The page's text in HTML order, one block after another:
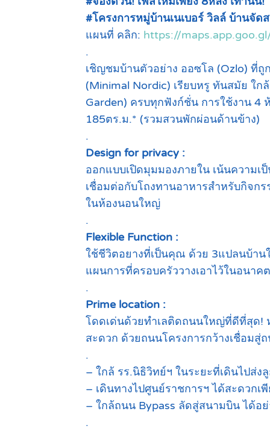
#โครงการหมู่บ้านเนเบอร์ วิลล์ บ้านจัด
แผนที่ คลิก: https://
.
เชิญชมบ้านตัวอย่าง ออซโล (Ozlo) ที่
(Minimal Nordic) เรียบหรู ทันสมัย ใ
Garden) ครบทุกฟังก์ชั่น การใช้งาน 4
185ตร.ม.* (รวมสวนพักผ่อนด้านข้าง)
.
Design for privacy :
ออกแบบเปิดมุมมองภายใน เน้นความ
เชื่อมต่อกับโถงทานอาหารสำหรับกิจก
ในห้องนอนใหญ่
.
Flexible Function :
ใช้ชีวิตอยางที่เป็นคุณ ด้วย 3แปลนบ้าน
แผนการที่ครอบครัววางเอาไว้ในอนาคต
.
Prime location :
โดดเด่นด้วยทำเลติดถนนใหญ่ที่ดีที่สุด!
สะดวก ด้วยถนนโครงการกว้างเชื่อมสู่
.
– ใกล้ รร.นิธิวิทย์ฯ ในระยะที่เดินไปส่ง
– เดินทางไปศูนย์ราชการฯ ได้สะดวกเ
– ใกล้ถนน Bypass ลัดสู่สนามบิน ได้อย่
.